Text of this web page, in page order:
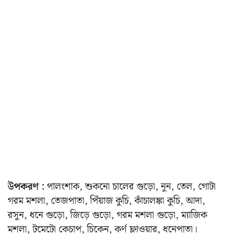
উপকরণ :পালংশাক, শুকনো চালের গুড়ো, নুন, তেল, গোটা
গরম মশলা, তেজপাতা, পিঁয়াজ কুচি, কাঁচালঙ্কা কুচি, আদা,
রসুন, ধনে গুড়ো, জিড়ে গুড়ো, গরম মশলা গুড়ো, ম্যাজিক
মশলা, টমেটো কেচাপ, চিকেন, কর্ণ ফ্লাওয়ার, ধনেপাতা।